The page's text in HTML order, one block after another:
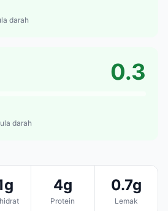
darah
0.3
darah
4g
Protein
0.7g
Lemak